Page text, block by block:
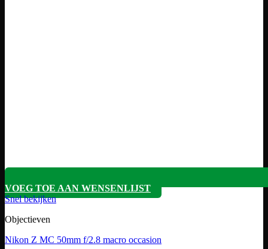
VOEG TOE AAN WENSENLIJST
Snel bekijken
Objectieven
Nikon Z MC 50mm f/2.8 macro occasion